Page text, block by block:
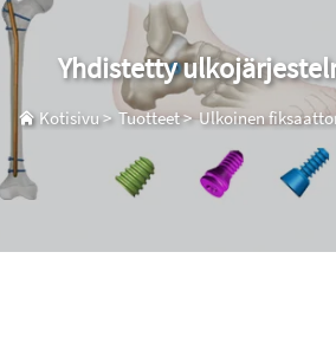
Yhdistetty
Kotisivu> Tuotteet>Ulkoinen